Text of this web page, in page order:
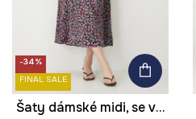
-34%
FINAL SALE
Šaty dámské midi, se vzorem